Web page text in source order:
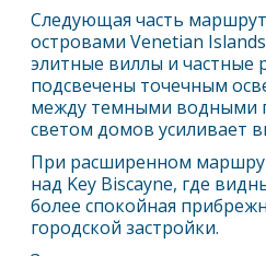
Следующая часть
островами Venetian
элитные виллы и частные
подсвечены точечным
между темными водными
светом домов усиливает
При расширенном
над Key Biscayne, где
более спокойная
городской застройки.